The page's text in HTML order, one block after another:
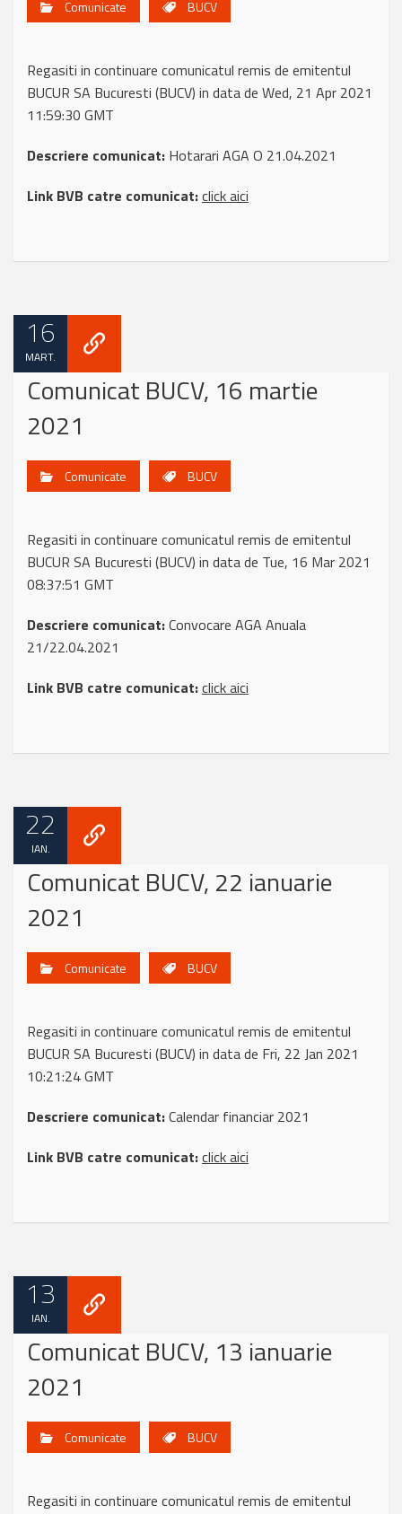
Comunicate BUCV
Regasiti in continuare comunicatul remis de emitentul
BUCUR SA Bucuresti (BUCV) in data de Wed, 21 Apr 2021
11:59:30 GMT
Descriere comunicat: Hotarari AGA O 21.04.2021
Link BVB catre comunicat:click aici
16
MART.
Comunicat BUCV, 16 martie
2021
Comunicate BUCV
Regasiti in continuare comunicatul remis de emitentul
BUCUR SA Bucuresti (BUCV) in data de Tue, 16 Mar 2021
08:37:51 GMT
Descriere comunicat:Convocare AGA Anuala
21/22.04.2021
Link BVB catre comunicat:click aici
22
IAN.
Comunicat BUCV, 22 ianuarie
2021
Comunicate BUCV
Regasiti in continuare comunicatul remis de emitentul
BUCUR SA Bucuresti (BUCV) in data de Fri, 22 Jan 2021
10:21:24 GMT
Descriere comunicat:Calendar financiar 2021
Link BVB catre comunicat:click aici
13
IAN.
Comunicat BUCV, 13 ianuarie
2021
Comunicate BUCV
Regasiti in continuare comunicatul remis de emitentul